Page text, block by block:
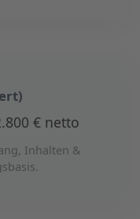
€ netto
Inhalten &